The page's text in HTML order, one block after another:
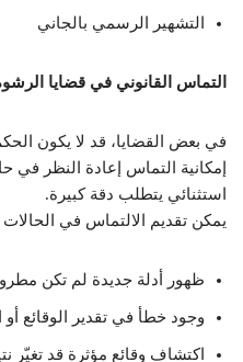
التشهير الرسمي بالجاني
التماس القانوني في قضايا
في بعض القضايا، قد لا يكون
إمكانية التماس إعادة النظر في
استثنائي يتطلب دقة كبيرة.
يمكن تقديم الالتماس في الحالات
ظهور أدلة جديدة لم تكن
وجود خطأ في تقدير الوقائع أو
اكتشاف وقائع مؤثرة قد تغيّر